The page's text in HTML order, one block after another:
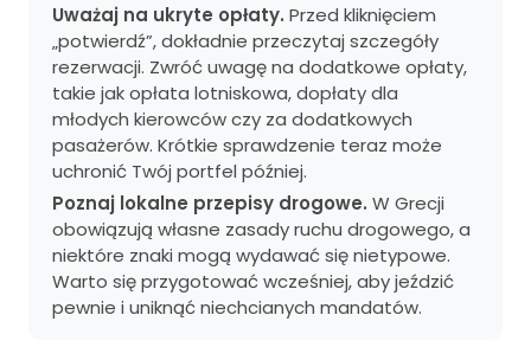
Uważaj na ukryte opłaty. Przed kliknięciem
„potwierdź”, dokładnie przeczytaj szczegóły
rezerwacji. Zwróć uwagę na dodatkowe opłaty,
takie jak opłata lotniskowa, dopłaty dla
młodych kierowców czy za dodatkowych
pasażerów. Krótkie sprawdzenie teraz może
uchronić Twój portfel później.
Poznaj lokalne przepisy drogowe. W Grecji
obowiązują własne zasady ruchu drogowego, a
niektóre znaki mogą wydawać się nietypowe.
Warto się przygotować wcześniej, aby jeździć
pewnie i uniknąć niechcianych mandatów.